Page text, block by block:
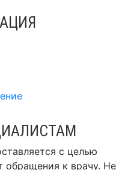
с целью
обращения к врачу. Не